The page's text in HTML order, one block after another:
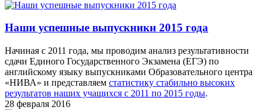
Наши успешные выпускники 2015 года
Начиная с 2011 года, мы проводим анализ результативности
сдачи Единого Государственного Экзамена (ЕГЭ) по
английскому языку выпускниками Образовательного центра
«НИВА» и представляем статистику стабильно высоких
результатов наших учащихся с 2011 по 2015 годы.
28 февраля 2016